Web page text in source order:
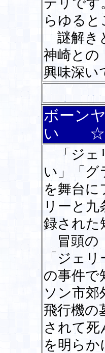
テリです
らゆる
謎解き
神崎との
興味深い
ボーン
い ☆
「ジェ
い」「グ
を舞台に
リーと
録された
冒頭の
「ジェ
の事件で
ソン市郊
飛行機の
されて死
を明らか